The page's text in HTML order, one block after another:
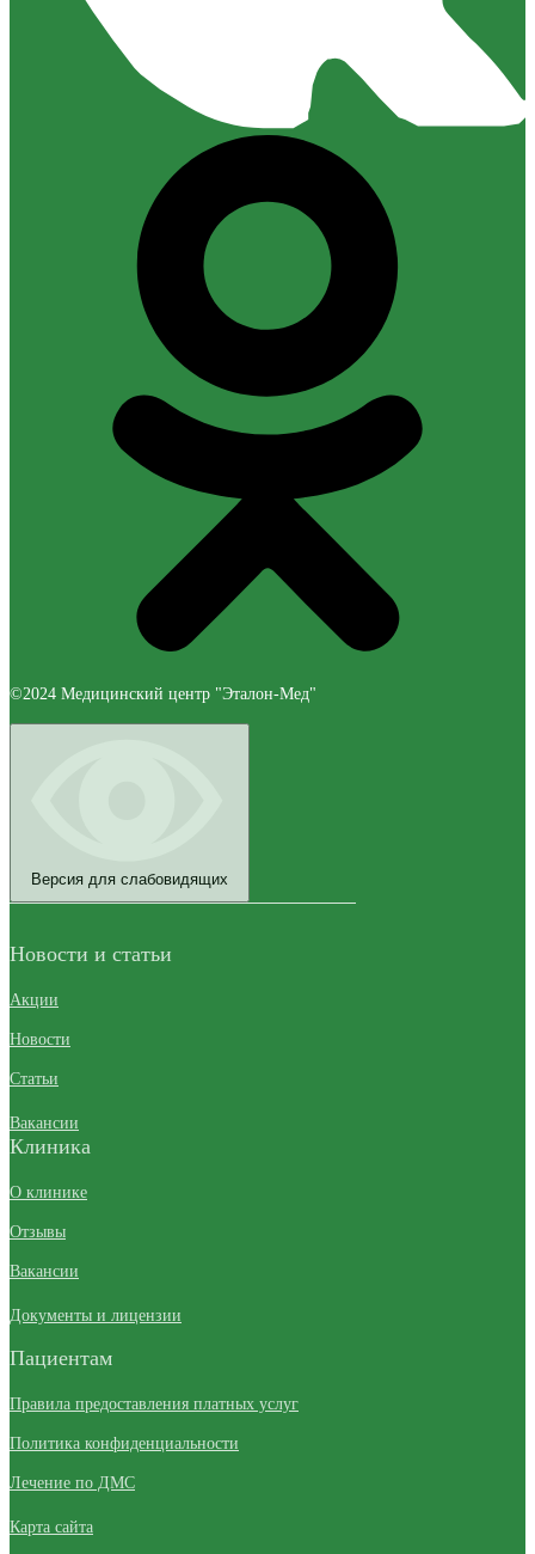
©2024 Медицинский центр "Эталон-Мед"
Версия для слабовидящих
Новости и статьи
Акции
Новости
Статьи
Вакансии
Клиника
О клинике
Отзывы
Вакансии
Документы и лицензии
Пациентам
Правила предоставления платных услуг
Политика конфиденциальности
Лечение по ДМС
Карта сайта